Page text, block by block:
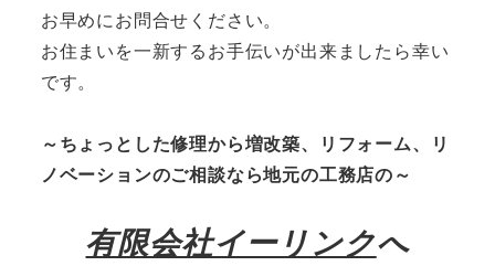
お早めにお問合せください。
お住まいを一新するお手伝いが出来ましたら幸い
です。
～ちょっとした修理から増改築、リフォーム、リ
ノベーションのご相談なら地元の工務店の～
有限会社イーリンクへ